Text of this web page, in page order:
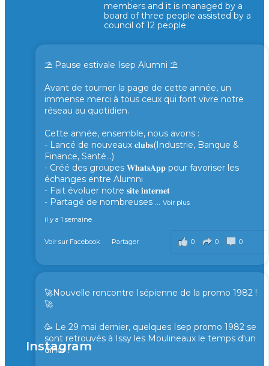
members and it is managed by a
board of three people assisted by a
council of 12 people
⛱️ Pause estivale Isep Alumni ⛱️
Avant de tourner la page de cette année, un
immense merci à tous ceux qui font vivre notre
réseau au quotidien.
Cette année, ensemble, nous avons :
- Lancé de nouveaux 𝐜𝐥𝐮𝐛𝐬(Industrie, Banque &
Finance, Santé...)
- Créé des groupes 𝐖𝐡𝐚𝐭𝐬𝐀𝐩𝐩 pour favoriser les
échanges entre Alumni
- Fait évoluer notre 𝐬𝐢𝐭𝐞 𝐢𝐧𝐭𝐞𝐫𝐧𝐞𝐭
- Partagé de nombreuses ... Voir plus
il y a 1 semaine
0 0 0
Voir sur Facebook · Partager
🚀Nouvelle rencontre Isépienne de la promo 1982 !
🚀
🥳 Le 29 mai dernier, quelques Isep promo 1982 se
sont retrouvés à Issy les Moulineaux le temps d'un
diner !
Instagram